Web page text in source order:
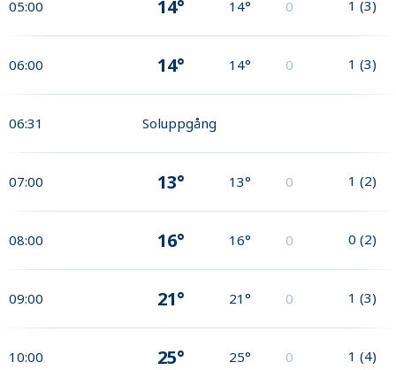
05:00 14° 14° 0 1 (3)
06:00 14° 14° 0 1 (3)
06:31 Soluppgång
07:00 13° 13° 0 1 (2)
08:00 16° 16° 0 0 (2)
09:00 21° 21° 0 1 (3)
10:00 25° 25° 0 1 (4)